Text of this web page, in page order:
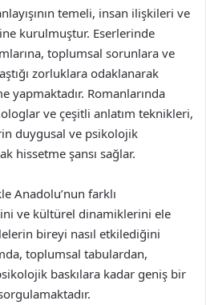
temeli, insan ilişkileri ve
kurulmuştur. Eserlerinde
toplumsal sorunlara ve
zorluklara odaklanarak
yapmaktadır. Romanlarında
ve çeşitli anlatım teknikleri,
duygusal ve psikolojik
hissetme şansı sağlar.
Anadolu’nun farklı
ve kültürel dinamiklerini ele
bireyi nasıl etkilediğini
toplumsal tabulardan,
baskılara kadar geniş bir